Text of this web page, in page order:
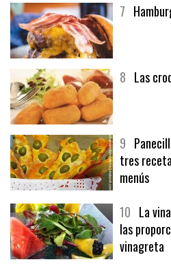
7
8 Las
9
tres
menús
10 La
las
vinagreta